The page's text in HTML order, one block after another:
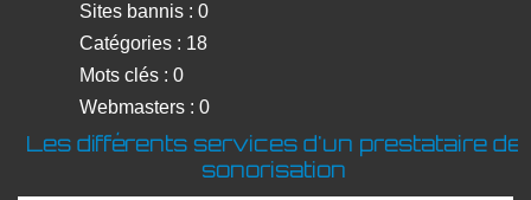
Sites bannis : 0
Catégories : 18
Mots clés : 0
Webmasters : 0
Les différents services d'un prestataire de
sonorisation